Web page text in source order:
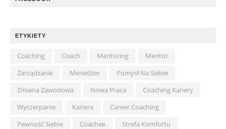
ETYKIETY
Coaching Coach Mentoring
Mentor
Zarządzanie
Menedżer
Pomysł Na Siebie
Zmiana Zawodowa
Nowa Praca
Coaching Kariery
Wyczerpanie
Kariera
Career Coaching
Pewność Siebie
Coachee
Strefa Komfortu